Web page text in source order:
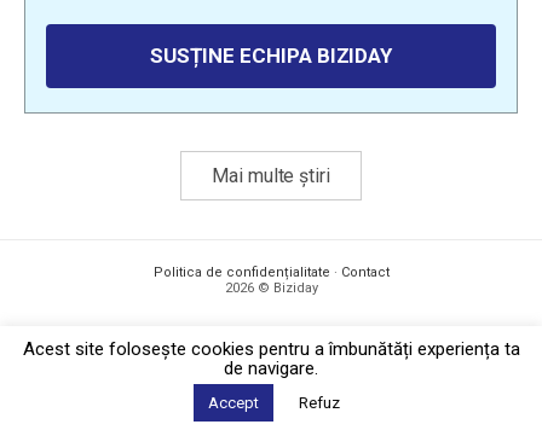
SUSȚINE ECHIPA BIZIDAY
Mai multe știri
Politica de confidențialitate · Contact
2026 © Biziday
Acest site foloseşte cookies pentru a îmbunătăți experiența ta
de navigare.
Accept Refuz